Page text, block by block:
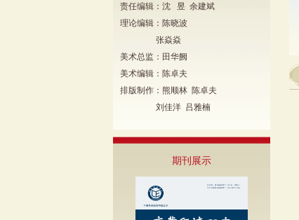
责任编辑：沈 昱 余建斌
理论编辑：陈晓波
张焱焱
美术总监：田华阙
美术编辑：陈卓夫
排版制作：熊顺林 陈卓夫
刘佳洋 吕雅楠
期刊展示